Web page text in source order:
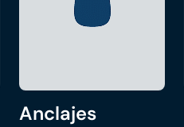
Anclajes